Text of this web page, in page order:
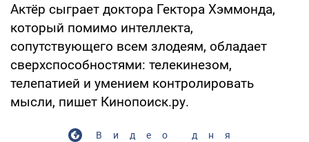
Актёр сыграет доктора Гектора Хэммонда,
который помимо интеллекта,
сопутствующего всем злодеям, обладает
сверхспособностями: телекинезом,
телепатией и умением контролировать
мысли, пишет Кинопоиск.ру.
Видео дня